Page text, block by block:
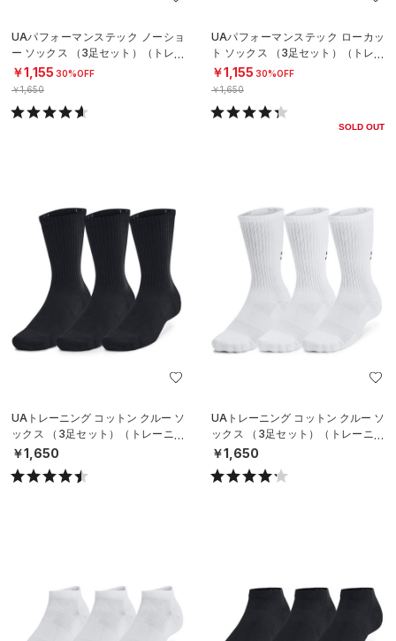
UAパフォーマンステック ノーショ
ー ソックス （3足セット）（トレー
ニング/UNISEX）
￥1,155 30%OFF
￥1,650
UAパフォーマンステック ローカッ
ト ソックス （3足セット）（トレー
ニング/UNISEX）
￥1,155 30%OFF
￥1,650
SOLD OUT
UAトレーニング コットン クルー ソ
ックス （3足セット）（トレーニン
グ/UNISEX）
￥1,650
UAトレーニング コットン クルー ソ
ックス （3足セット）（トレーニン
グ/UNISEX）
￥1,650